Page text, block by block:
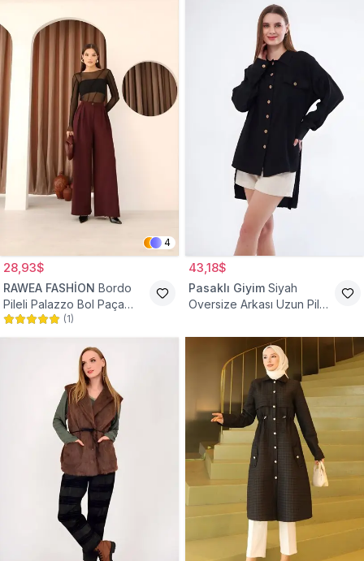
4
28,93$
RAWEA FASHİON Bordo
Pileli Palazzo Bol Paça
Yüksek Bel Tesettür
Pantolon
(1)
43,18$
Pasaklı Giyim Siyah
Oversize Arkası Uzun Pileli